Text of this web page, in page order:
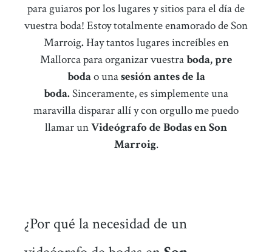
para guiaros por los lugares y sitios para el día de
vuestra boda! Estoy totalmente enamorado de Son
Marroig.Hay tantos lugares increíbles en
Mallorca para organizar vuestraboda, pre
bodao unasesión antes de la
boda.Sinceramente, es simplemente una
maravilla disparar allí y con orgullo me puedo
llamar unVideógrafo de Bodas en Son
Marroig.
¿Por qué la necesidad de un